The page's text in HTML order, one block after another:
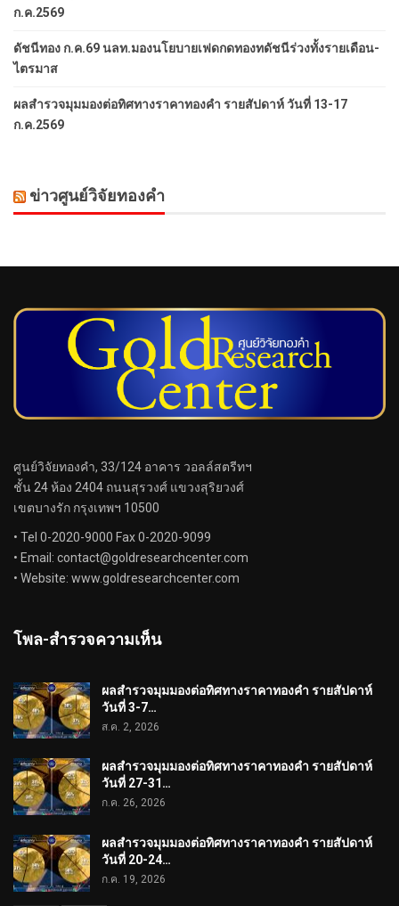
ก.ค.2569
ดัชนีทอง ก.ค.69 นลท.มองนโยบายเฟดกดทองทดัชนีร่วงทั้งรายเดือน-
ไตรมาส
ผลสำรวจมุมมองต่อทิศทางราคาทองคำ รายสัปดาห์ วันที่ 13-17
ก.ค.2569
ข่าวศูนย์วิจัยทองคำ
ศูนย์วิจัยทองคำ, 33/124 อาคาร วอลล์สตรีทฯ
ชั้น 24 ห้อง 2404 ถนนสุรวงศ์ แขวงสุริยวงศ์
เขตบางรัก กรุงเทพฯ 10500
• Tel 0-2020-9000 Fax 0-2020-9099
• Email: contact@goldresearchcenter.com
• Website: www.goldresearchcenter.com
โพล-สำรวจความเห็น
ผลสำรวจมุมมองต่อทิศทางราคาทองคำ รายสัปดาห์
วันที่ 3-7…
ส.ค. 2, 2026
ผลสำรวจมุมมองต่อทิศทางราคาทองคำ รายสัปดาห์
วันที่ 27-31…
ก.ค. 26, 2026
ผลสำรวจมุมมองต่อทิศทางราคาทองคำ รายสัปดาห์
วันที่ 20-24…
ก.ค. 19, 2026